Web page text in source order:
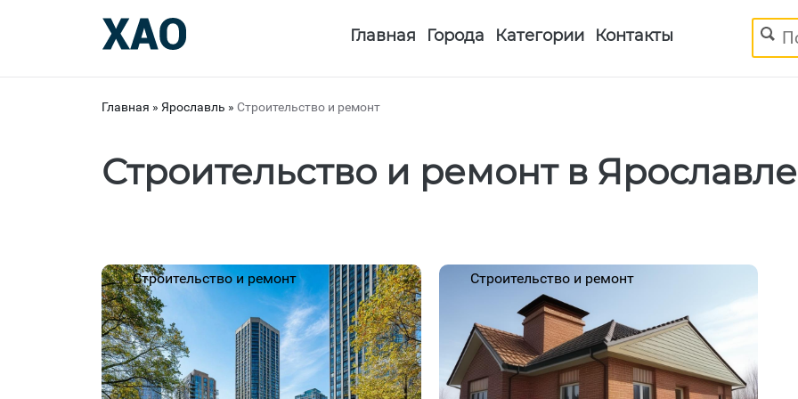
Главная Города Категории Контакты
Главная » Ярославль » Строительство и ремонт
Строительство и ремонт в Ярославле
Строительство и ремонт Строительство и ремонт